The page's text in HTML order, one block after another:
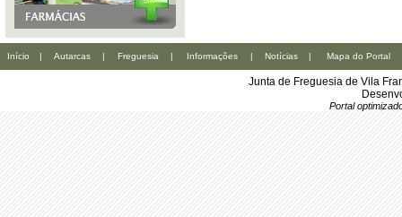
Início | Autarcas | Freguesia | Informações | Notícias | Mapa do Portal
Junta de Freguesia de Vila
Portal